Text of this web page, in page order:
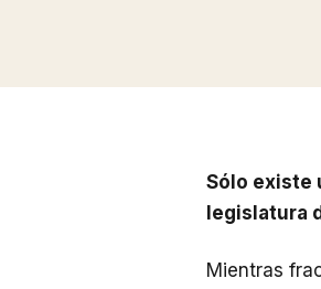
Sólo existe
legislatura
Mientras